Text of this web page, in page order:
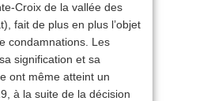
Croix de la vallée des
fait de plus en plus l’objet
condamnations. Les
signification et sa
ont même atteint un
à la suite de la décision